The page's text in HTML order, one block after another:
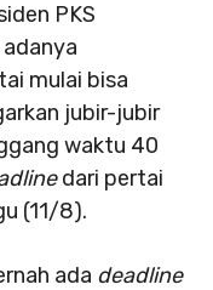
PKS
mulai bisa
jubir-jubir
waktu 40
dari pertai
(11/8).
ada deadline